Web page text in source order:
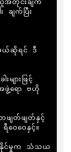
အတိုင်းချက်
ျက်ပြီး
ယ်ဆိုရင် ဒီ
ဖွဲ့ရော ဗဟို
ေဝေနှင့်။